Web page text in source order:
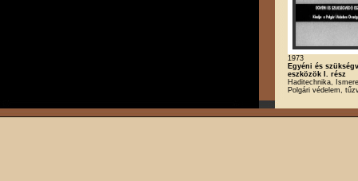
1973
Egyéni és
eszközök I. rész
Haditechnika,
Polgári védelem,